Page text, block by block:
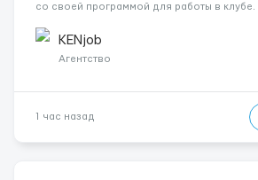
со своей программой для работы в клубе.
одного до трех месяцев. Мед. страховка.
KENjob
Агентство
1 час назад